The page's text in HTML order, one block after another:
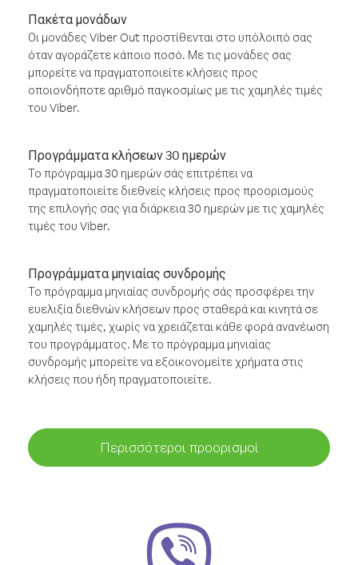
Πακέτα μονάδων
Οι μονάδες Viber Out προστίθενται στο υπόλοιπό σας
όταν αγοράζετε κάποιο ποσό. Με τις μονάδες σας
μπορείτε να πραγματοποιείτε κλήσεις προς
οποιονδήποτε αριθμό παγκοσμίως με τις χαμηλές τιμές
του Viber.
Προγράμματα κλήσεων 30 ημερών
Το πρόγραμμα 30 ημερών σάς επιτρέπει να
πραγματοποιείτε διεθνείς κλήσεις προς προορισμούς
της επιλογής σας για διάρκεια 30 ημερών με τις χαμηλές
τιμές του Viber.
Προγράμματα μηνιαίας συνδρομής
Το πρόγραμμα μηνιαίας συνδρομής σάς προσφέρει την
ευελιξία διεθνών κλήσεων προς σταθερά και κινητά σε
χαμηλές τιμές, χωρίς να χρειάζεται κάθε φορά ανανέωση
του προγράμματος. Με το πρόγραμμα μηνιαίας
συνδρομής μπορείτε να εξοικονομείτε χρήματα στις
κλήσεις που ήδη πραγματοποιείτε.
Περισσότεροι προορισμοί